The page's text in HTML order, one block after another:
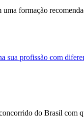
uma formação
sua profissão com
do Brasil com